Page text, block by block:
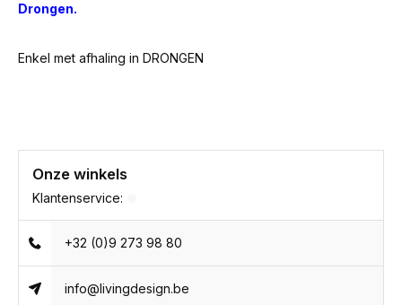
Drongen.
Enkel met afhaling in DRONGEN
Onze winkels
Klantenservice:
+32 (0)9 273 98 80
info@livingdesign.be